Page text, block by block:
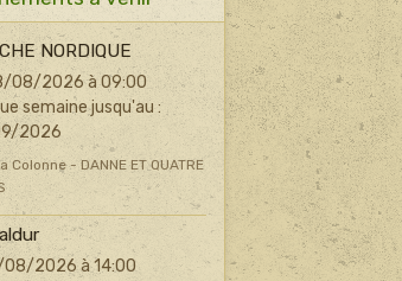
NORDIQUE
08/2026 à 09:00
semaine jusqu'au :
2026
Colonne - DANNE ET QUATRE
08/2026 à 14:00